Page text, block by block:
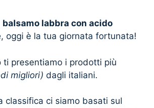
balsamo labbra con acido
oggi è la tua giornata fortunata!
ti presentiamo i prodotti più
migliori) dagli italiani.
classifica ci siamo basati sul